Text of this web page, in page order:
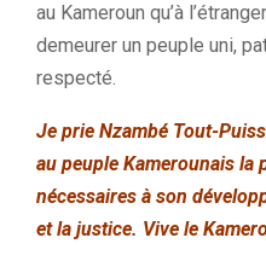
au Kameroun qu’à
demeurer un peuple uni,
respecté.
Je prie Nzambé Tout-
au peuple Kamerounais la
nécessaires à son
et la justice. Vive le